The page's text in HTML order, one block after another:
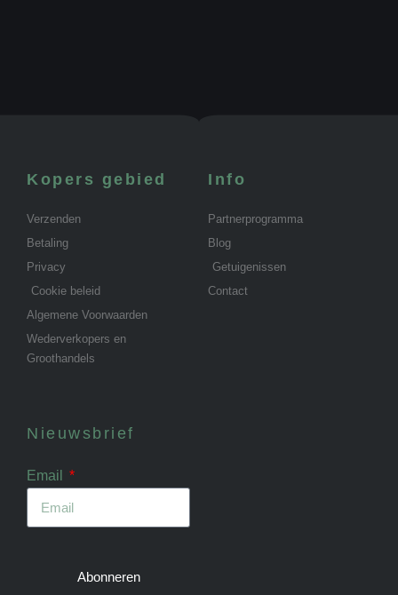
Kopers gebied
Verzenden
Betaling
Privacy
Cookie beleid
Algemene Voorwaarden
Wederverkopers en
Groothandels
Info
Partnerprogramma
Blog
Getuigenissen
Contact
Nieuwsbrief
Email
Abonneren